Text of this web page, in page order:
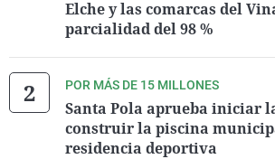
Elche y las comarcas del
parcialidad del 98 %
POR MÁS DE 15 MILLONES
Santa Pola aprueba iniciar
construir la piscina
residencia deportiva